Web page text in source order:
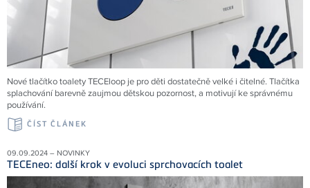
Nové tlačítko toalety TECEloop je pro děti dostatečně velké i čitelné. Tlačítka
splachování barevně zaujmou dětskou pozornost, a motivují ke správnému
používání.
ČÍST ČLÁNEK
09.09.2024 – NOVINKY
TECEneo: další krok v evoluci sprchovacích toalet